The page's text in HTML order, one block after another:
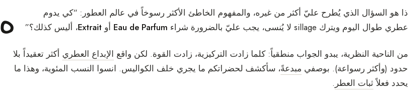
ه
ذا هو السؤال الذي يُطرح عليّ أكثر من غيره، والمفهوم الخاطئ الأكثر رسوخاً في عالم العطور: “كي يدوم
عطري طوال اليوم ويترك sillage لا يُنسى، يجب عليّ بالضرورة شراء
Eau de Parfum أو Extrait، أليس كذلك؟”
من الناحية النظرية، يبدو الجواب منطقياً: كلما زادت التركيزية، زادت القوة. لكن واقع الإبداع العطري أكثر تعقيداً بلا
حدود (وأكثر رسواعة). بوصفي مبدعةً، سأكشف لحضراتكم ما يجري خلف الكواليس. انسوا النسب المئوية، وهذا ما
يحدد فعلاًثبات العطر .